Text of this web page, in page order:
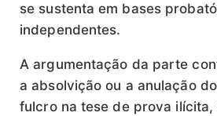
se sustenta em bases
independentes.
A argumentação da parte
a absolvição ou a anulação
fulcro na tese de prova ilícita,